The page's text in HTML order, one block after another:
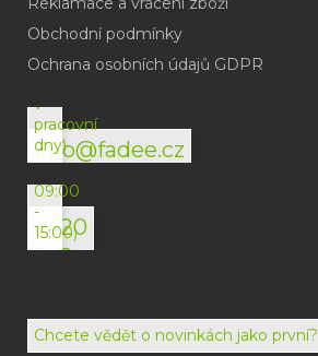
Obchodní podmínky
Ochrana osobních údajů GDPR
info@fadee.cz
(odpověď
do
v
pracovní
dny)
+420
792
072
(Po-
09:00
-
15:00)
Chcete vědět o novinkách jako první?